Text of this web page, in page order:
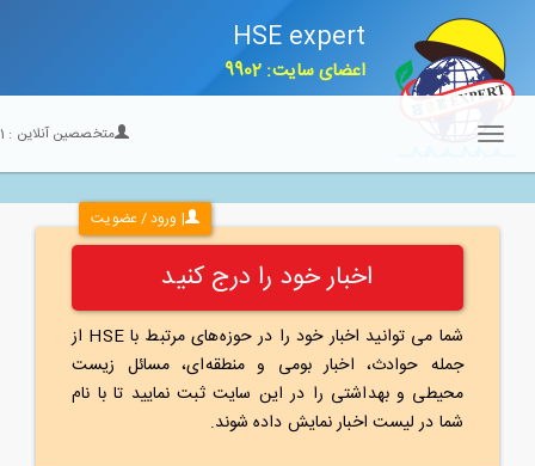
HSE expert
اعضای سایت: 9902
| ورود / عضویت
متخصصین آنلاین :21
Toggle
navigation
اخبار خود را درج کنید
شما می توانید اخبار خود را در حوزه‌های مرتبط با HSE از
جمله حوادث، اخبار بومی و منطقه‌ای، مسائل زیست
محیطی و بهداشتی را در این سایت ثبت نمایید تا با نام
شما در لیست اخبار نمایش داده شوند.